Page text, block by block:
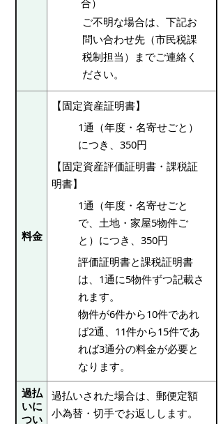
合）
ご不明な場合は、下記お
問い合わせ先（市民税課
税制担当）までご連絡く
ださい。
料金
【固定資産証明書】
1通（年度・名寄せごと）
につき、350円
【固定資産評価証明書・課税証
明書】
1通（年度・名寄せごと
で、土地・家屋5物件ご
と）につき、350円
評価証明書と課税証明書
は、1通に5物件ずつ記載さ
れます。
物件が6件から10件であれ
ば2通、11件から15件であ
れば3通分の料金が必要と
なります。
過払
いに
つい
過払いされた場合は、郵便定額
小為替・切手でお返しします。